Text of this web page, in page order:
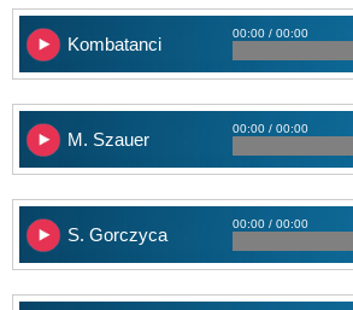
Kombatanci
00:00 / 00:00
M. Szauer
00:00 / 00:00
S. Gorczyca
00:00 / 00:00